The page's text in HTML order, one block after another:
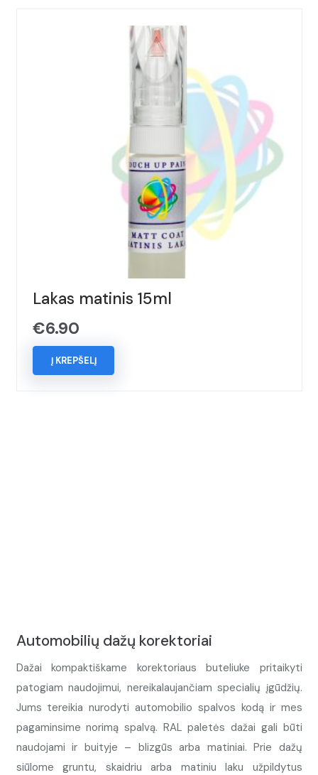
Lakas matinis 15ml
€6.90
Į KREPŠELĮ
Automobilių dažų korektoriai
Dažai kompaktiškame korektoriaus buteliuke pritaikyti
patogiam naudojimui, nereikalaujančiam specialių įgūdžių.
Jums tereikia nurodyti automobilio spalvos kodą ir mes
pagaminsime norimą spalvą. RAL paletės dažai gali būti
naudojami ir buityje – blizgūs arba matiniai. Prie dažų
siūlome gruntu, skaidriu arba matiniu laku užpildytus